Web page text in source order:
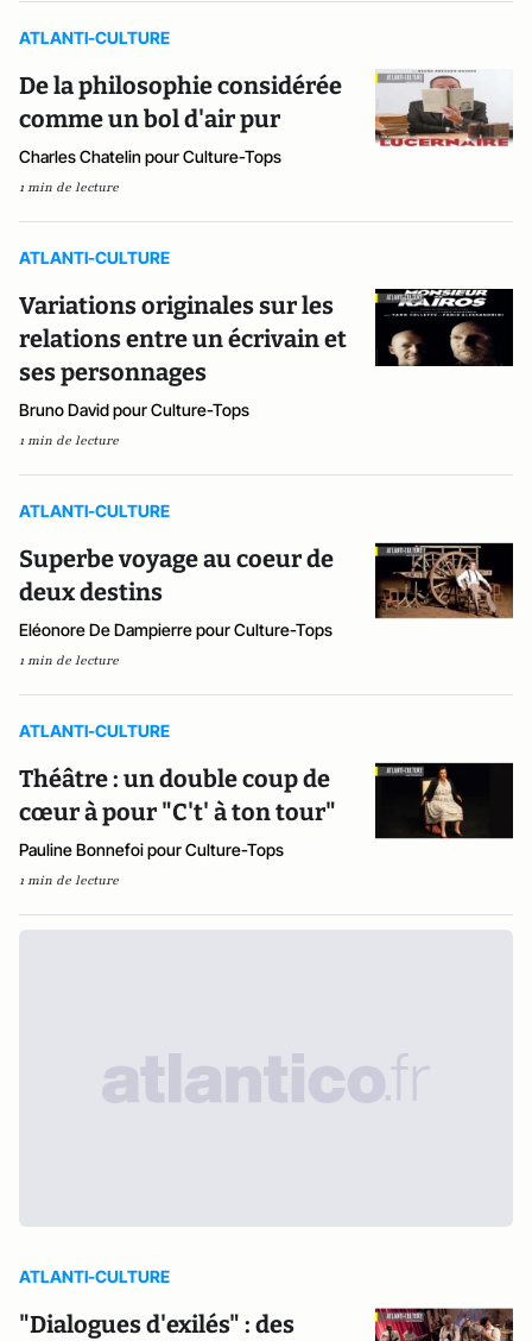
ATLANTI-CULTURE
De la philosophie considérée
comme un bol d'air pur
Charles Chatelin pour Culture-Tops
1 min de lecture
ATLANTI-CULTURE
Variations originales sur les
relations entre un écrivain et
ses personnages
Bruno David pour Culture-Tops
1 min de lecture
ATLANTI-CULTURE
Superbe voyage au coeur de
deux destins
Eléonore De Dampierre pour Culture-Tops
1 min de lecture
ATLANTI-CULTURE
Théâtre : un double coup de
cœur à pour "C't' à ton tour"
Pauline Bonnefoi pour Culture-Tops
1 min de lecture
ATLANTI-CULTURE
"Dialogues d'exilés" : des